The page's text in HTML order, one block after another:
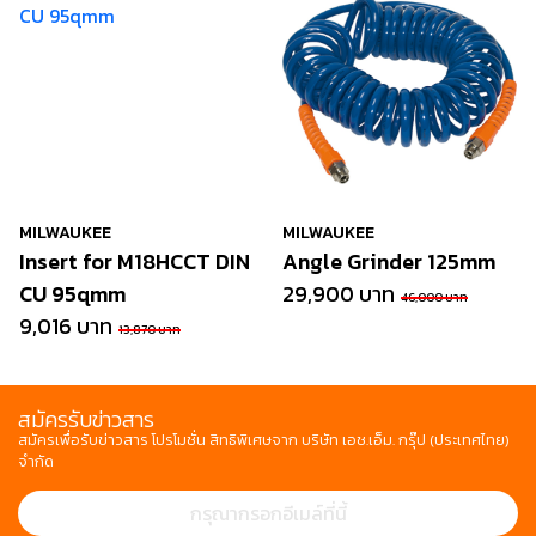
MILWAUKEE
Insert for M18HCCT DIN
CU 95qmm
9,016 บาท 13,870 บาท
MILWAUKEE
Angle Grinder 125mm
29,900 บาท 46,000 บาท
สมัครรับข่าวสาร
สมัครเพื่อรับข่าวสาร โปรโมชั่น สิทธิพิเศษจาก บริษัท เอช.เอ็ม. กรุ๊ป (ประเทศไทย)
จำกัด